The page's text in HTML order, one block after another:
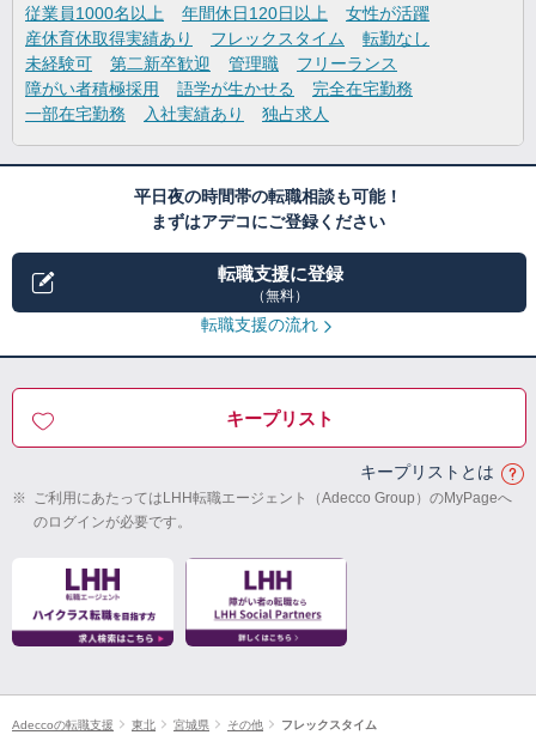
従業員1000名以上
年間休日120日以上
女性が活躍
産休育休取得実績あり
フレックスタイム
転勤なし
未経験可
第二新卒歓迎 管理職
フリーランス
障がい者積極採用
語学が生かせる
完全在宅勤務
一部在宅勤務
入社実績あり 独占求人
平日夜の時間帯の転職相談も可能！
まずはアデコにご登録ください
転職支援に登録
（無料）
転職支援の流れ
キープリスト
キープリストとは
※ ご利用にあたってはLHH転職エージェント（Adecco Group）のMyPageへ
のログインが必要です。
Adeccoの転職支援 東北 宮城県 その他 フレックスタイム